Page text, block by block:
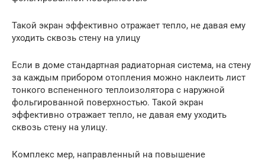
Такой экран эффективно отражает тепло, не давая ему
уходить сквозь стену на улицу
Если в доме стандартная радиаторная система, на стену
за каждым прибором отопления можно наклеить лист
тонкого вспененного теплоизолятора с наружной
фольгированной поверхностью. Такой экран
эффективно отражает тепло, не давая ему уходить
сквозь стену на улицу.
Комплекс мер, направленный на повышение